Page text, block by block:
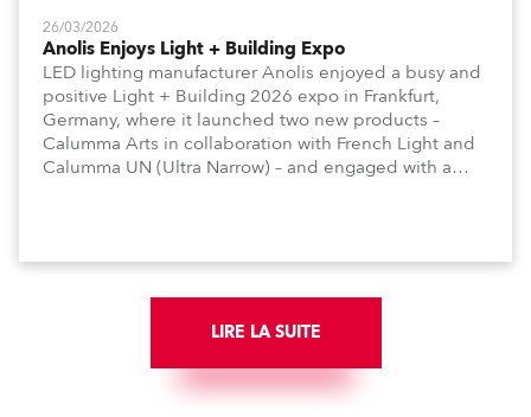
26/03/2026
Anolis Enjoys Light + Building Expo
LED lighting manufacturer Anolis enjoyed a busy and
positive Light + Building 2026 expo in Frankfurt,
Germany, where it launched two new products –
Calumma Arts in collaboration with French Light and
Calumma UN (Ultra Narrow) – and engaged with a
LIRE LA SUITE